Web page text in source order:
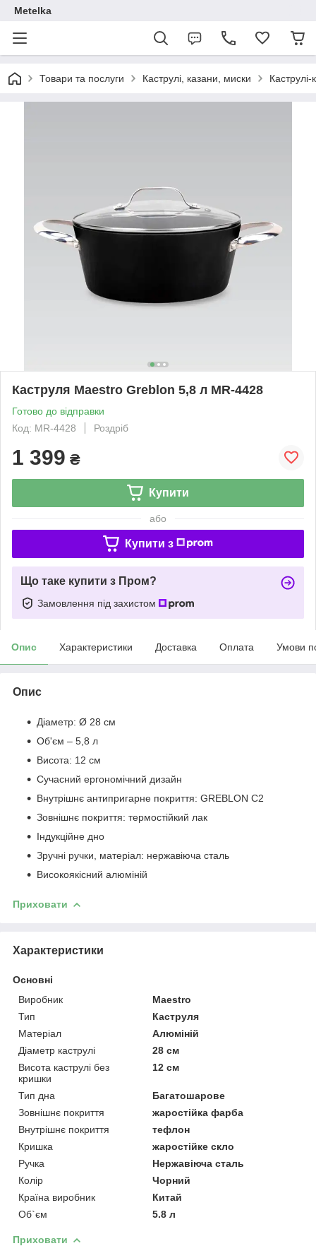
Metelka
Товари та послуги Каструлі, казани, миски Каструлі-
Каструля Maestro Greblon 5,8 л MR-4428
Готово до відправки
Код: MR-4428
Роздріб
1 399 ₴
Купити
або
Купити з
Що таке купити з Пром?
Замовлення під захистом
Опис Характеристики Доставка Оплата Умови
Опис
Діаметр: Ø 28 см
Об'єм – 5,8 л
Висота: 12 см
Сучасний ергономічний дизайн
Внутрішнє антипригарне покриття: GREBLON С2
Зовнішнє покриття: термостійкий лак
Індукційне дно
Зручні ручки, матеріал: нержавіюча сталь
Високоякісний алюміній
Приховати
Характеристики
Основні
Виробник
Maestro
Тип
Каструля
Матеріал
Алюміній
Діаметр каструлі
28 см
Висота каструлі без
кришки
12 см
Тип дна
Багатошарове
Зовнішнє покриття
жаростійка фарба
Внутрішнє покриття
тефлон
Кришка
жаростійке скло
Ручка
Нержавіюча сталь
Колір
Чорний
Країна виробник
Китай
Об`єм
5.8 л
Приховати